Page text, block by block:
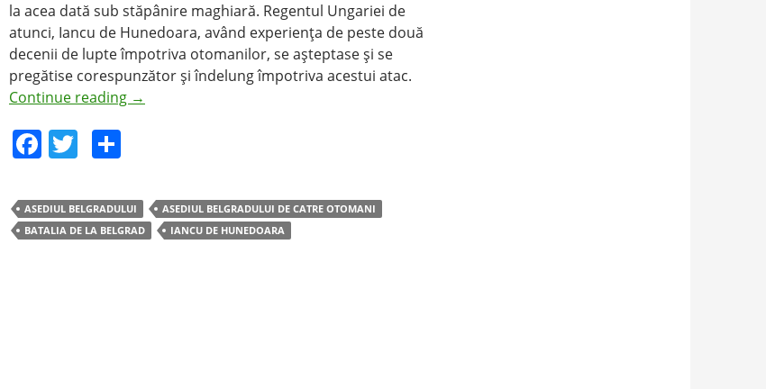
la acea dată sub stăpânire maghiară. Regentul Ungariei de
atunci, Iancu de Hunedoara, având experienţa de peste două
decenii de lupte împotriva otomanilor, se aşteptase şi se
pregătise corespunzător şi îndelung împotriva acestui atac.
Continue reading →
F
c
e
T
itt
er
ar
e
ASEDIUL BELGRADULUI
ASEDIUL BELGRADULUI DE CATRE OTOMANI
BATALIA DE LA BELGRAD
IANCU DE HUNEDOARA